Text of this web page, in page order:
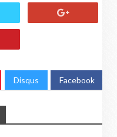
Disqus Facebook